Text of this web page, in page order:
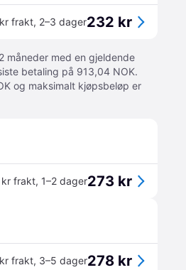
frakt, 2–3 dager232 kr
måneder med en gjeldende
betaling på 913,04 NOK.
og maksimalt kjøpsbeløp er
frakt, 1–2 dager273 kr
frakt, 3–5 dager278 kr